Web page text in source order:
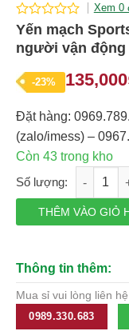
0
of
Xem 0
Yến mạch
người vận động
-23%
Giá
là:
175,500₫.
135,000
Đặt hàng:
(zalo/imess) –
Còn 43 trong kho
Yến mạch Sports
THÊM VÀO GIỎ
Thông tin thêm:
Mua sỉ vui lòng liên
0989.330.683